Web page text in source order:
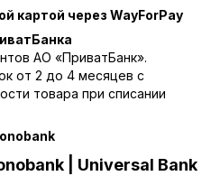
картой через WayForPay
АО «ПриватБанк».
от 2 до 4 месяцев с
товара при списании
| Universal Bank